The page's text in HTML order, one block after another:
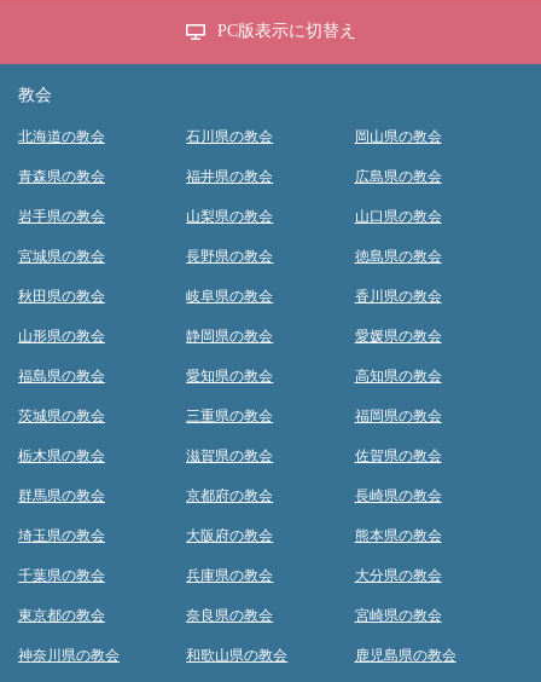
PC版表示に切替え
教会
北海道の教会
青森県の教会
岩手県の教会
宮城県の教会
秋田県の教会
山形県の教会
福島県の教会
茨城県の教会
栃木県の教会
群馬県の教会
埼玉県の教会
千葉県の教会
東京都の教会
神奈川県の教会
石川県の教会
福井県の教会
山梨県の教会
長野県の教会
岐阜県の教会
静岡県の教会
愛知県の教会
三重県の教会
滋賀県の教会
京都府の教会
大阪府の教会
兵庫県の教会
奈良県の教会
和歌山県の教会
岡山県の教会
広島県の教会
山口県の教会
徳島県の教会
香川県の教会
愛媛県の教会
高知県の教会
福岡県の教会
佐賀県の教会
長崎県の教会
熊本県の教会
大分県の教会
宮崎県の教会
鹿児島県の教会